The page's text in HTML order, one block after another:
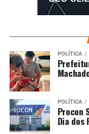
com Cata-treco em
POLÍTICA
POLÍTICA
Procon
Dia dos